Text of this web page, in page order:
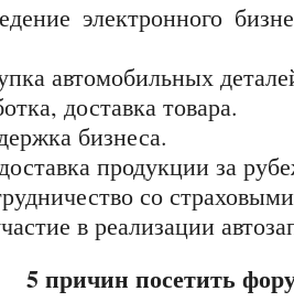
электронного
автомобильных
доставка товара.
бизнеса.
продукции за
со
в реализации
5 причин посетить